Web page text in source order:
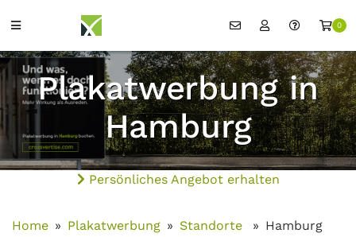
0
Plakatwerbung in
Hamburg
Persönliches Angebot erhalten
Home Plakatwerbung Standorte Hamburg